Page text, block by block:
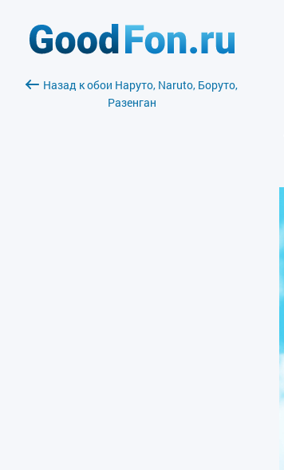
Назад к обои Наруто, Naruto, Боруто,
Разенган